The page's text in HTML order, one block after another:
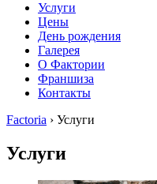
Услуги
Цены
День рождения
Галерея
О Фактории
Франшиза
Контакты
Factoria › Услуги
Услуги